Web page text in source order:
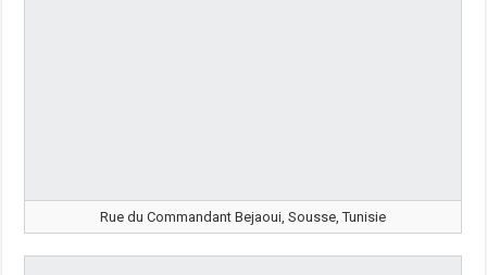
Rue du Commandant Bejaoui, Sousse, Tunisie